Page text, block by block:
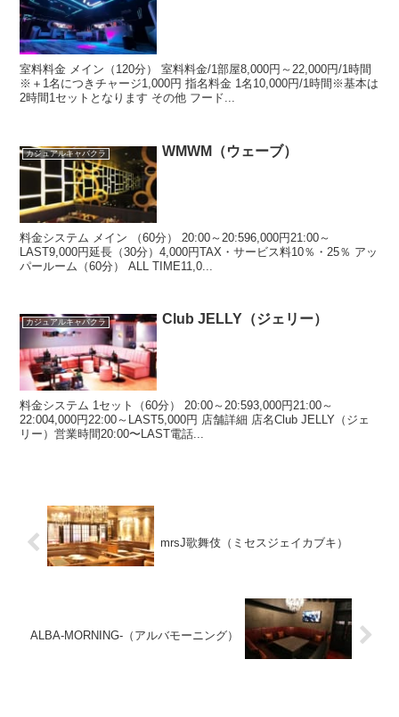
室料料金 メイン（120分） 室料料金/1部屋8,000円～22,000円/1時間
※＋1名につきチャージ1,000円 指名料金 1名10,000円/1時間※基本は
2時間1セットとなります その他 フード...
カジュアルキャバクラ WMWM（ウェーブ）
料金システム メイン （60分） 20:00～20:596,000円21:00～
LAST9,000円延長（30分）4,000円TAX・サービス料10％・25％ アッ
パールーム（60分） ALL TIME11,0...
カジュアルキャバクラ Club JELLY（ジェリー）
料金システム 1セット（60分） 20:00～20:593,000円21:00～
22:004,000円22:00～LAST5,000円 店舗詳細 店名Club JELLY（ジェ
リー）営業時間20:00〜LAST電話...
mrsJ歌舞伎（ミセスジェイカブキ）
ALBA-MORNING-（アルバモーニング）